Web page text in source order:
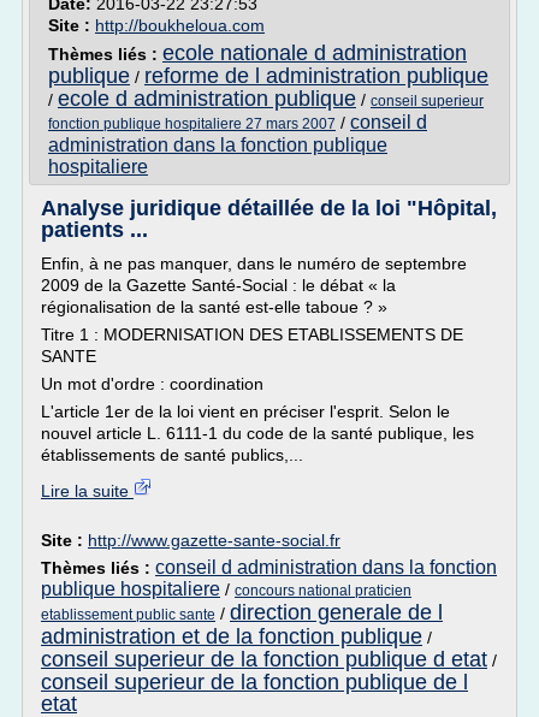
Site : http://boukheloua.com
Thèmes liés : ecole nationale d administration
publique / reforme de l administration publique
/ ecole d administration publique / conseil superieur
fonction publique hospitaliere 27 mars 2007 / conseil d
administration dans la fonction publique
hospitaliere
Analyse juridique détaillée de la loi "Hôpital,
patients ...
Enfin, à ne pas manquer, dans le numéro de septembre
2009 de la Gazette Santé-Social : le débat « la
régionalisation de la santé est-elle taboue ? »
Titre 1 : MODERNISATION DES ETABLISSEMENTS DE
SANTE
Un mot d'ordre : coordination
L'article 1er de la loi vient en préciser l'esprit. Selon le
nouvel article L. 6111-1 du code de la santé publique, les
établissements de santé publics,...
Lire la suite
Site : http://www.gazette-sante-social.fr
Thèmes liés : conseil d administration dans la fonction
publique hospitaliere / concours national praticien
etablissement public sante / direction generale de l
administration et de la fonction publique /
conseil superieur de la fonction publique d etat /
conseil superieur de la fonction publique de l
etat